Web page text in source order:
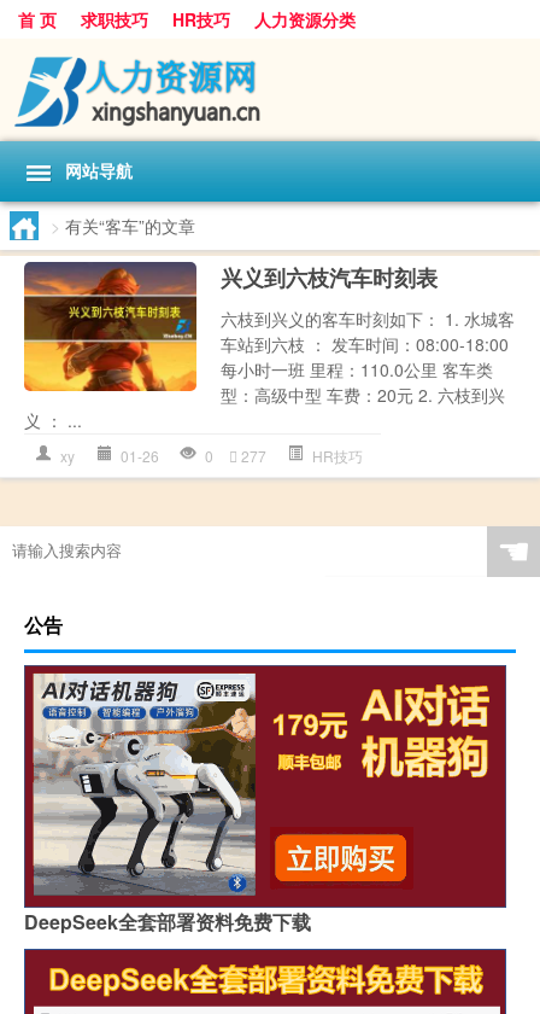
首 页 求职技巧 HR技巧 人力资源分类
网站导航
> 有关“客车”的文章
兴义到六枝汽车时刻表
六枝到兴义的客车时刻如下： 1. 水城客
车站到六枝 ： 发车时间：08:00-18:00
每小时一班 里程：110.0公里 客车类
型：高级中型 车费：20元 2. 六枝到兴
义 ： ...
xy 01-26 0 277 HR技巧
☚
公告
DeepSeek全套部署资料免费下载